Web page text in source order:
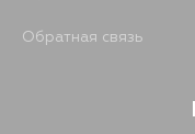
Обратная связь